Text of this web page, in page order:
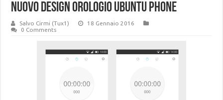
nuovo design orologio ubuntu phone
Salvo Cirmi (Tux1)
18 Gennaio 2016
0 Comments